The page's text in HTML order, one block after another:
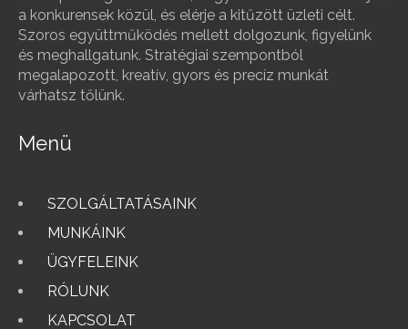
a konkurensek közül, és elérje a kitűzött üzleti célt.
Szoros együttműködés mellett dolgozunk, figyelünk
és meghallgatunk. Stratégiai szempontból
megalapozott, kreatív, gyors és precíz munkát
várhatsz tőlünk.
Menü
SZOLGÁLTATÁSAINK
MUNKÁINK
ÜGYFELEINK
RÓLUNK
KAPCSOLAT